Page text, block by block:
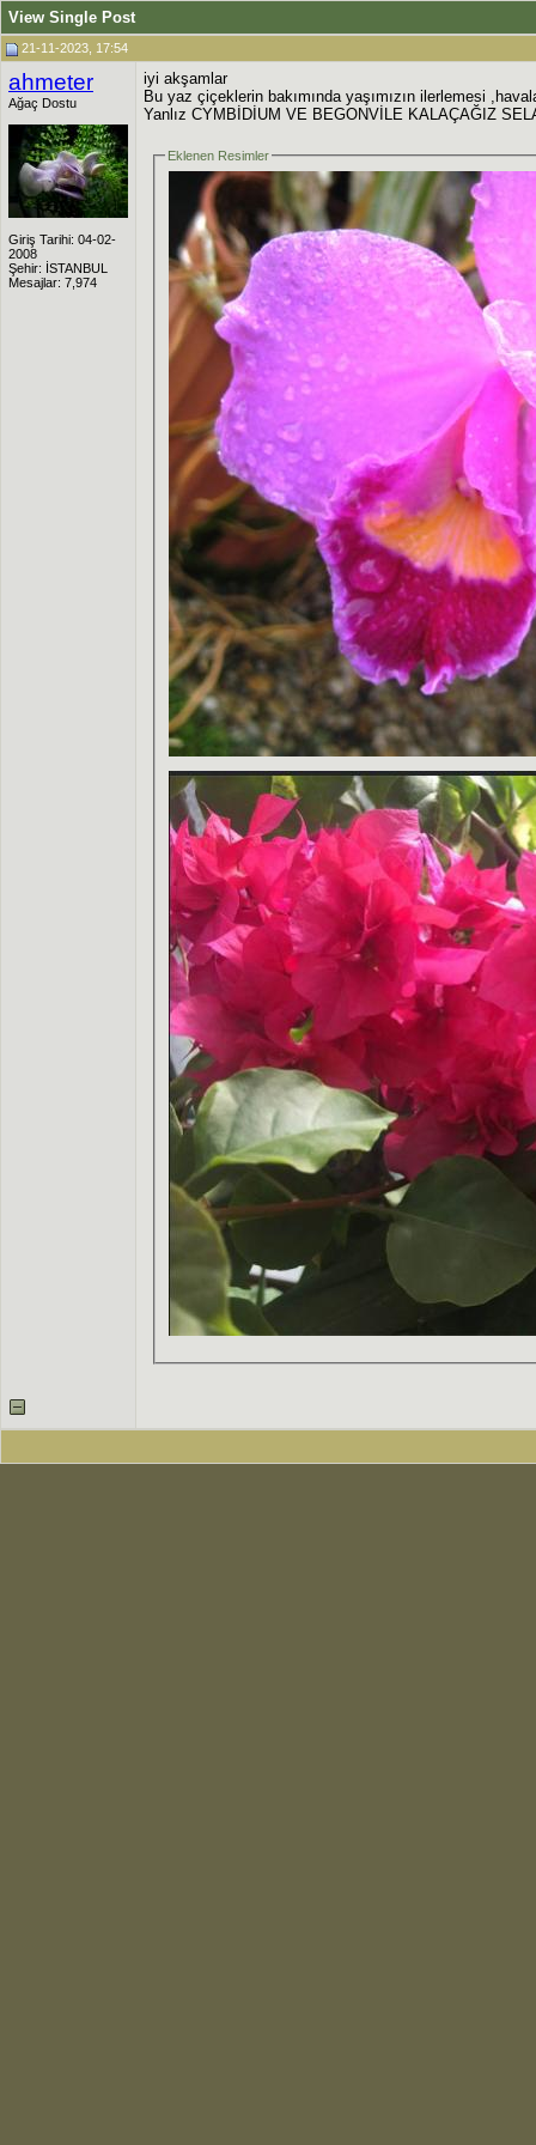
View Single Post
21-11-2023, 17:54
ahmeter
Ağaç Dostu
Giriş Tarihi: 04-02-
2008
Şehir: İSTANBUL
Mesajlar: 7,974
iyi akşamlar
Bu yaz çiçeklerin bakımında yaşımızın ilerlemesi
Yanlız CYMBİDİUM VE BEGONVİLE KALAÇAĞIZ
Eklenen Resimler